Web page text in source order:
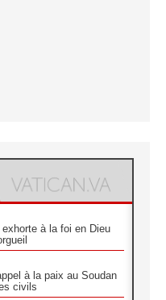
à la foi en Dieu
à la paix au Soudan
civils